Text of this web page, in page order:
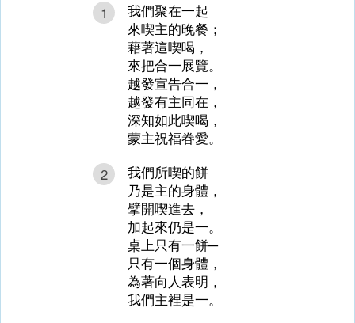
1
我們聚在一起
來喫主的晚餐；
藉著這喫喝，
來把合一展覽。
越發宣告合一，
越發有主同在，
深知如此喫喝，
蒙主祝福眷愛。
2
我們所喫的餅
乃是主的身體，
擘開喫進去，
加起來仍是一。
桌上只有一餅─
只有一個身體，
為著向人表明，
我們主裡是一。